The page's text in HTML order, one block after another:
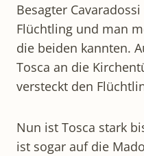
Besagter
Flüchtling und man
die beiden kannten.
Tosca an die
versteckt den
Nun ist Tosca stark
ist sogar auf die